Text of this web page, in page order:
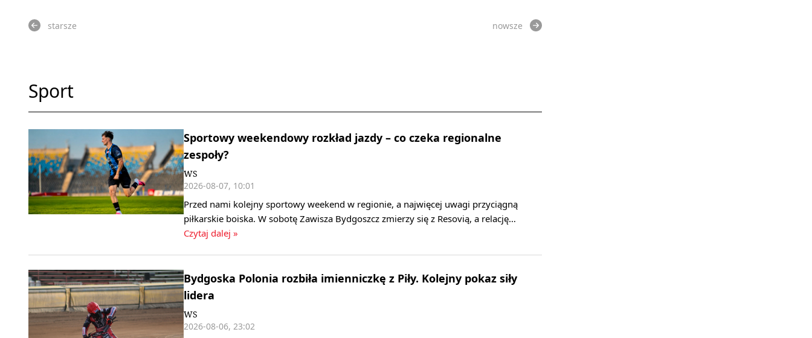
starsze nowsze
Sport
Sportowy weekendowy rozkład jazdy – co czeka regionalne
zespoły?
WS
2026-08-07, 10:01
Przed nami kolejny sportowy weekend w regionie, a najwięcej uwagi przyciągną
piłkarskie boiska. W sobotę Zawisza Bydgoszcz zmierzy się z Resovią, a relację…
Czytaj dalej »
Bydgoska Polonia rozbiła imienniczkę z Piły. Kolejny pokaz siły
lidera
WS
2026-08-06, 23:02